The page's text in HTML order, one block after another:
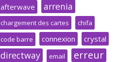
afterwave arrenia
chargement des cartes
chifa
code barre
connexion crystal
directway email erreur